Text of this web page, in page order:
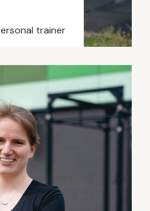
trainer
heeft Sieger
in COPD en andere
deze patiënten
die gericht zijn op
longfunctie en het
Dit
en het
conditie door
fysieke activiteit.